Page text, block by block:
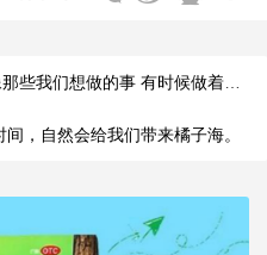
们想做的事 有时候做着做着就成了
，自然会给我们带来橘子海。